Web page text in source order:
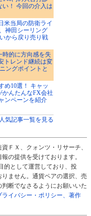
！ 今回の介入は
米当局の防衛ライ
神田シーリング
から戻り売り戦
時的に方向感を失
トレンド継続は変
ングポイントと
め10選！ キャッ
かんたんなFX会社
ンペーンを紹介
気記事一覧を見る
ＦＸ、クォンツ・リサーチ、
の提供を受けております。
的として運営しており、投
ません。通貨ペアの選択、売
断でなさるようにお願いいた
ライバシー・ポリシー、著作